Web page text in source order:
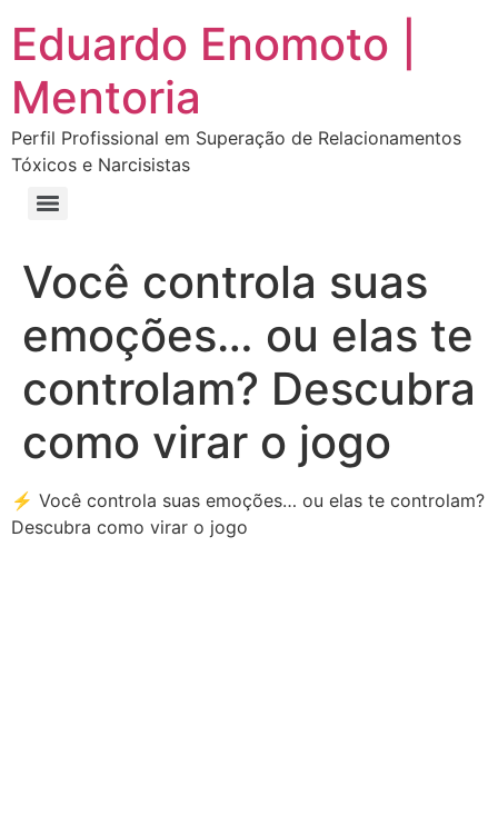
Eduardo Enomoto |
Mentoria
Perfil Profissional em Superação de Relacionamentos
Tóxicos e Narcisistas
Você controla suas
emoções… ou elas te
controlam? Descubra
como virar o jogo
⚡ Você controla suas emoções… ou elas te controlam?
Descubra como virar o jogo